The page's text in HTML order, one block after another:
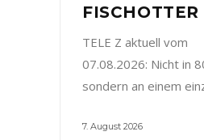
FISCHOTTER
TELE Z aktuell vom
07.08.2026: Nicht in
sondern an einem
7. August 2026